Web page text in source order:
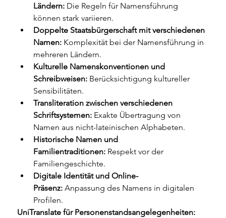
Ländern: Die Regeln für Namensführung
können stark variieren.
Doppelte Staatsbürgerschaft mit verschiedenen
Namen: Komplexität bei der Namensführung in
mehreren Ländern.
Kulturelle Namenskonventionen und
Schreibweisen: Berücksichtigung kultureller
Sensibilitäten.
Transliteration zwischen verschiedenen
Schriftsystemen: Exakte Übertragung von
Namen aus nicht-lateinischen Alphabeten.
Historische Namen und
Familientraditionen: Respekt vor der
Familiengeschichte.
Digitale Identität und Online-
Präsenz: Anpassung des Namens in digitalen
Profilen.
UniTranslate für Personenstandsangelegenheiten: